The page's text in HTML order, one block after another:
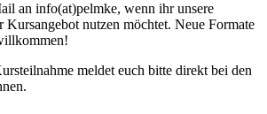
an info(at)pelmke, wenn ihr unsere
Kursangebot nutzen möchtet. Neue Formate
meldet euch bitte direkt bei den